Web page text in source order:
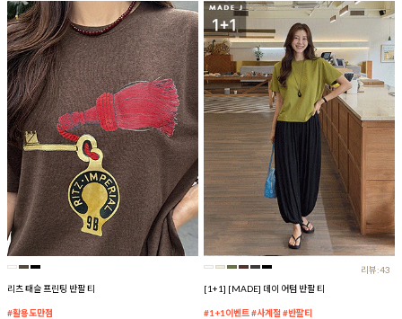
리츠 태슬 프린팅 반팔 티
#활용도만점
리뷰:43
[1+1] [MADE] 데이 어텀 반팔 티
#1+1이벤트 #사계절 #반팔티